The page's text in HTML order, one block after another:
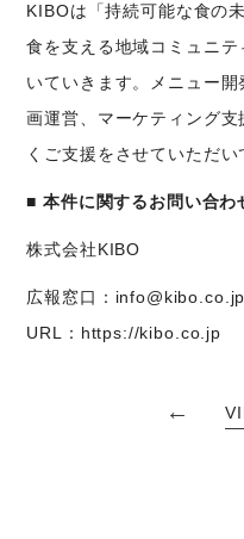
KIBOは「持続可能な食の
食を支える地域コミュニ
いていきます。メニュー
画運営、マーケティング
くご支援をさせていただい
■ 本件に関するお問い合わ
株式会社KIBO
広報窓口：info@kibo.co.jp
URL：https://kibo.co.jp
←